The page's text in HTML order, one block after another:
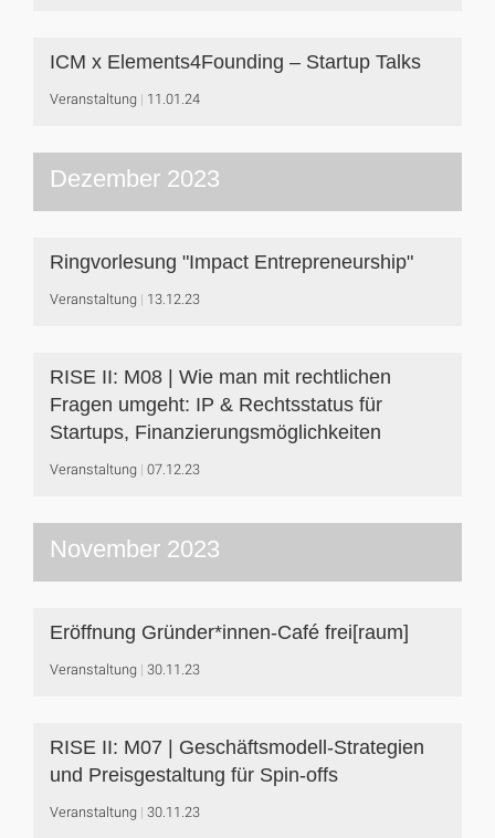
ICM x Elements4Founding – Startup Talks
Veranstaltung 11.01.24
Dezember 2023
Ringvorlesung "Impact Entrepreneurship"
Veranstaltung 13.12.23
RISE II: M08 | Wie man mit rechtlichen
Fragen umgeht: IP & Rechtsstatus für
Startups, Finanzierungsmöglichkeiten
Veranstaltung 07.12.23
November 2023
Eröffnung Gründer*innen-Café frei[raum]
Veranstaltung 30.11.23
RISE II: M07 | Geschäftsmodell-Strategien
und Preisgestaltung für Spin-offs
Veranstaltung 30.11.23